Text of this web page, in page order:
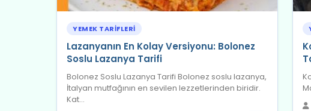
YEMEK TARIFLERI
Lazanyanın En Kolay Versiyonu: Bolonez
Soslu Lazanya Tarifi
Bolonez Soslu Lazanya Tarifi Bolonez soslu lazanya,
İtalyan mutfağının en sevilen lezzetlerinden biridir.
Kat...